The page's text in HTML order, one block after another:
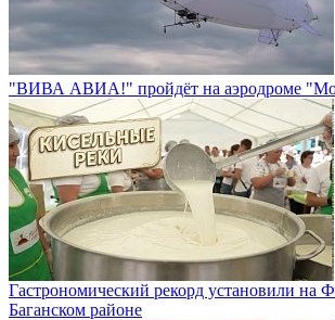
"ВИВА АВИА!" пройдёт на аэродроме
Гастрономический рекорд установили на
Баганском районе